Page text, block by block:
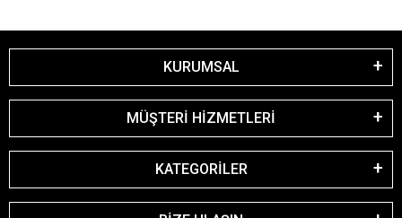
KURUMSAL
MÜŞTERİ HİZMETLERİ
KATEGORİLER